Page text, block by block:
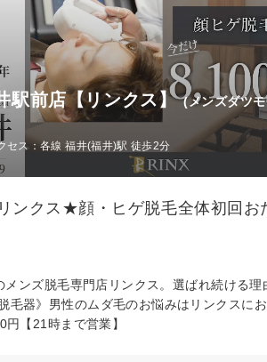
駅前店【リンクス】 (メンズダツ
セス：各線 福井(福井)駅 徒歩2分
ンクス★顔・ヒゲ脱毛全体初回
メンズ脱毛専門店リンクス。選ばれ続ける
毛器》男性のムダ毛のお悩みはリンクスに
【21時まで営業】